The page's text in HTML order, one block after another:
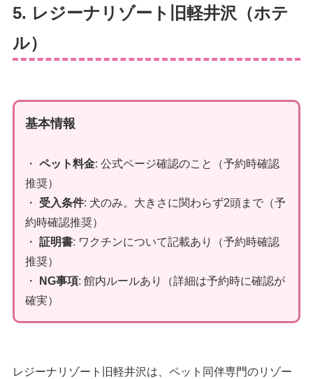
5. レジーナリゾート旧軽井沢（ホテ
ル）
基本情報
・ ペット料金: 公式ページ確認のこと
（予約時確認
推奨）
・ 受入条件: 犬のみ。大きさに関わらず2頭まで（予
約時確認推奨）
・ 証明書: ワクチンについて記載あり（予約時確認
推奨）
・
NG事項: 館内ルールあり（詳細は予約時に確認が
確実）
レジーナリゾート旧軽井沢は、ペット同伴専門のリゾー